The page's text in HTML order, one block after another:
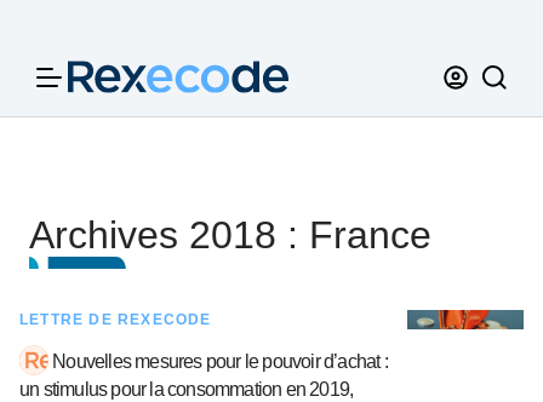
Archives 2018 : France
LETTRE DE REXECODE
Nouvelles mesures pour le pouvoir d’achat :
un stimulus pour la consommation en 2019,